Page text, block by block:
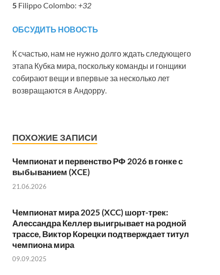
5 Filippo Colombo: +32
ОБСУДИТЬ НОВОСТЬ
К счастью, нам не нужно долго ждать следующего
этапа Кубка мира, поскольку команды и гонщики
собирают вещи и впервые за несколько лет
возвращаются в Андорру.
ПОХОЖИЕ ЗАПИСИ
Чемпионат и первенство РФ 2026 в гонке с
выбыванием (XCE)
21.06.2026
Чемпионат мира 2025 (XCC) шорт-трек:
Алессандра Келлер выигрывает на родной
трассе, Виктор Корецки подтверждает титул
чемпиона мира
09.09.2025